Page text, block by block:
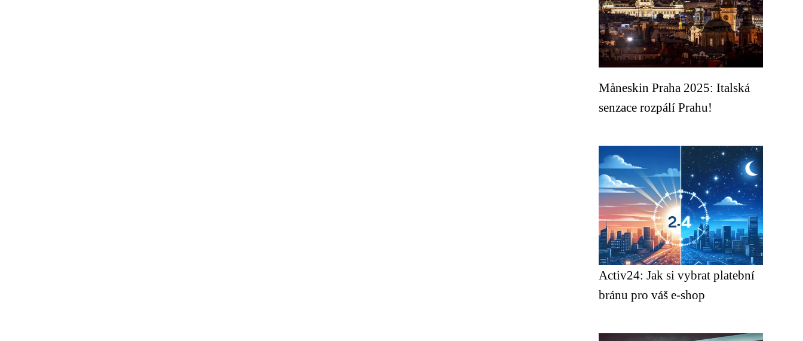
Måneskin Praha 2025: Italská
senzace rozpálí Prahu!
Activ24: Jak si vybrat platební
bránu pro váš e-shop